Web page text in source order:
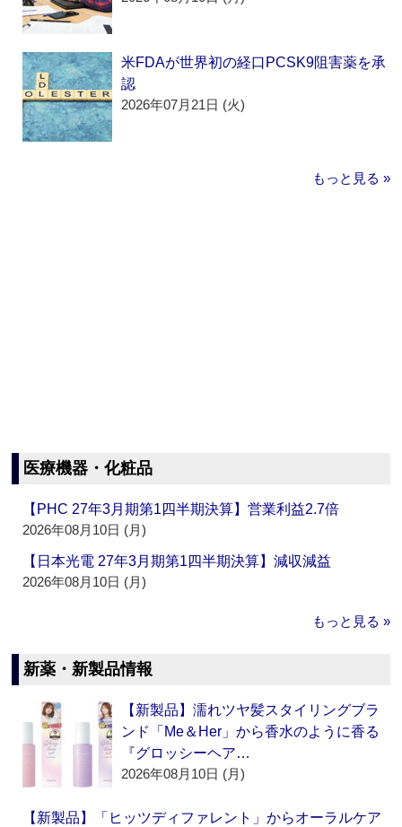
米FDAが世界初の経口PCSK9阻害薬を承
認
2026年07月21日 (火)
もっと見る »
医療機器・化粧品
【PHC 27年3月期第1四半期決算】営業利益2.7倍
2026年08月10日 (月)
【日本光電 27年3月期第1四半期決算】減収減益
2026年08月10日 (月)
もっと見る »
新薬・新製品情報
【新製品】濡れツヤ髪スタイリングブラ
ンド「Me＆Her」から香水のように香る
『グロッシーヘア…
2026年08月10日 (月)
【新製品】「ヒッツディファレント」からオーラルケア